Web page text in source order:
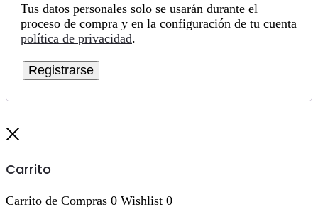
Tus datos personales solo se usarán durante el
proceso de compra y en la configuración de tu cuenta
política de privacidad.
Registrarse
Carrito
Carrito de Compras 0 Wishlist 0